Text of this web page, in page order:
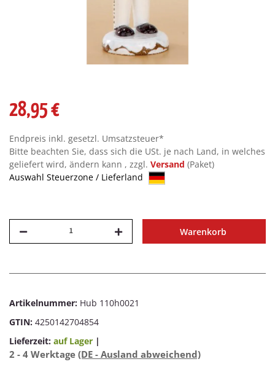
28,95 €
Endpreis inkl. gesetzl. Umsatzsteuer*
Bitte beachten Sie, dass sich die USt. je nach Land, in welches
geliefert wird, ändern kann , zzgl. Versand (Paket)
Auswahl Steuerzone / Lieferland
Warenkorb
Artikelnummer: Hub 110h0021
GTIN: 4250142704854
Lieferzeit: auf Lager |
2 - 4 Werktage (DE - Ausland abweichend)